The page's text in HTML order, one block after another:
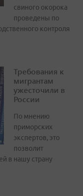
свиного окорока
проведены по
контроля
Требования к
мигрантам
ужесточили в
России
По мнению
приморских
экспертов, это
позволит
в нашу страну